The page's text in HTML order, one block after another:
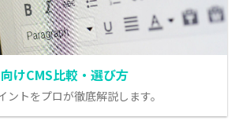
けCMS比較・選び方
ントをプロが徹底解説します。